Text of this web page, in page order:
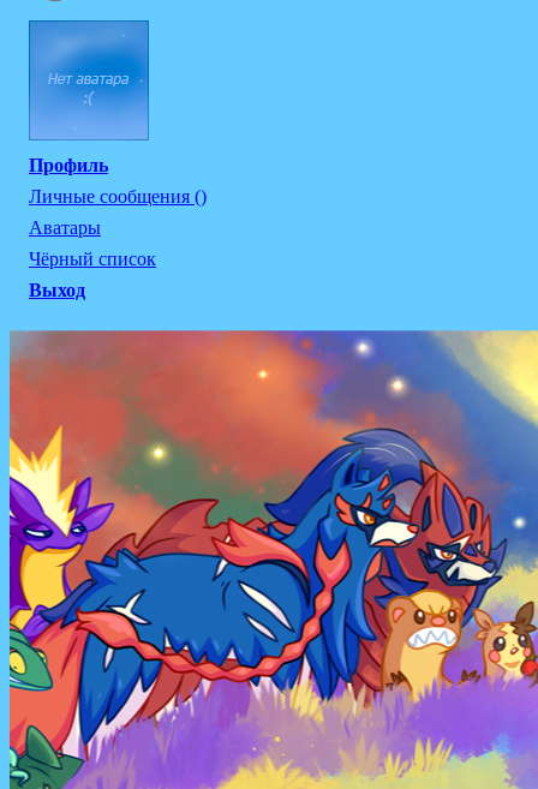
Профиль
Личные сообщения ()
Аватары
Чёрный список
Выход